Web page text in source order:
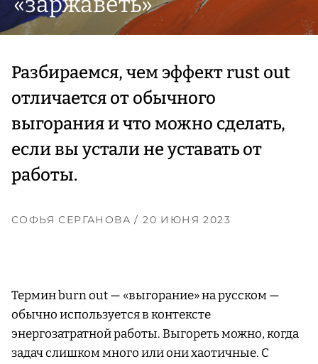
Разбираемся, чем эффект rust out
отличается от обычного
выгорания и что можно сделать,
если вы устали не уставать от
работы.
СОФЬЯ СЕРГАНОВА/ 20 ИЮНЯ 2023
Термин burn out — «выгорание» на русском —
обычно используется в контексте
энергозатратной работы. Выгореть можно, когда
задач слишком много или они хаотичные. С